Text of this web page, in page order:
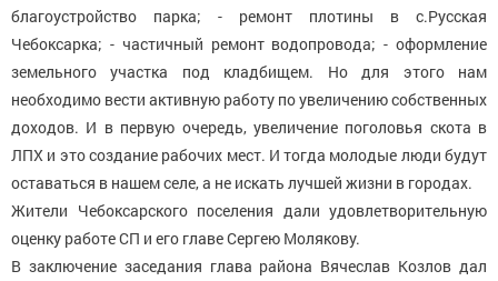
благоустройство парка; - ремонт плотины в с.Русская
Чебоксарка; - частичный ремонт водопровода; - оформление
земельного участка под кладбищем. Но для этого нам
необходимо вести активную работу по увеличению собственных
доходов. И в первую очередь, увеличение поголовья скота в
ЛПХ и это создание рабочих мест. И тогда молодые люди будут
оставаться в нашем селе, а не искать лучшей жизни в городах.
Жители Чебоксарского поселения дали удовлетворительную
оценку работе СП и его главе Сергею Молякову.
В заключение заседания глава района Вячеслав Козлов дал